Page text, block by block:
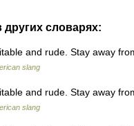
других словарях:
and rude. Stay away
slang
and rude. Stay away
slang